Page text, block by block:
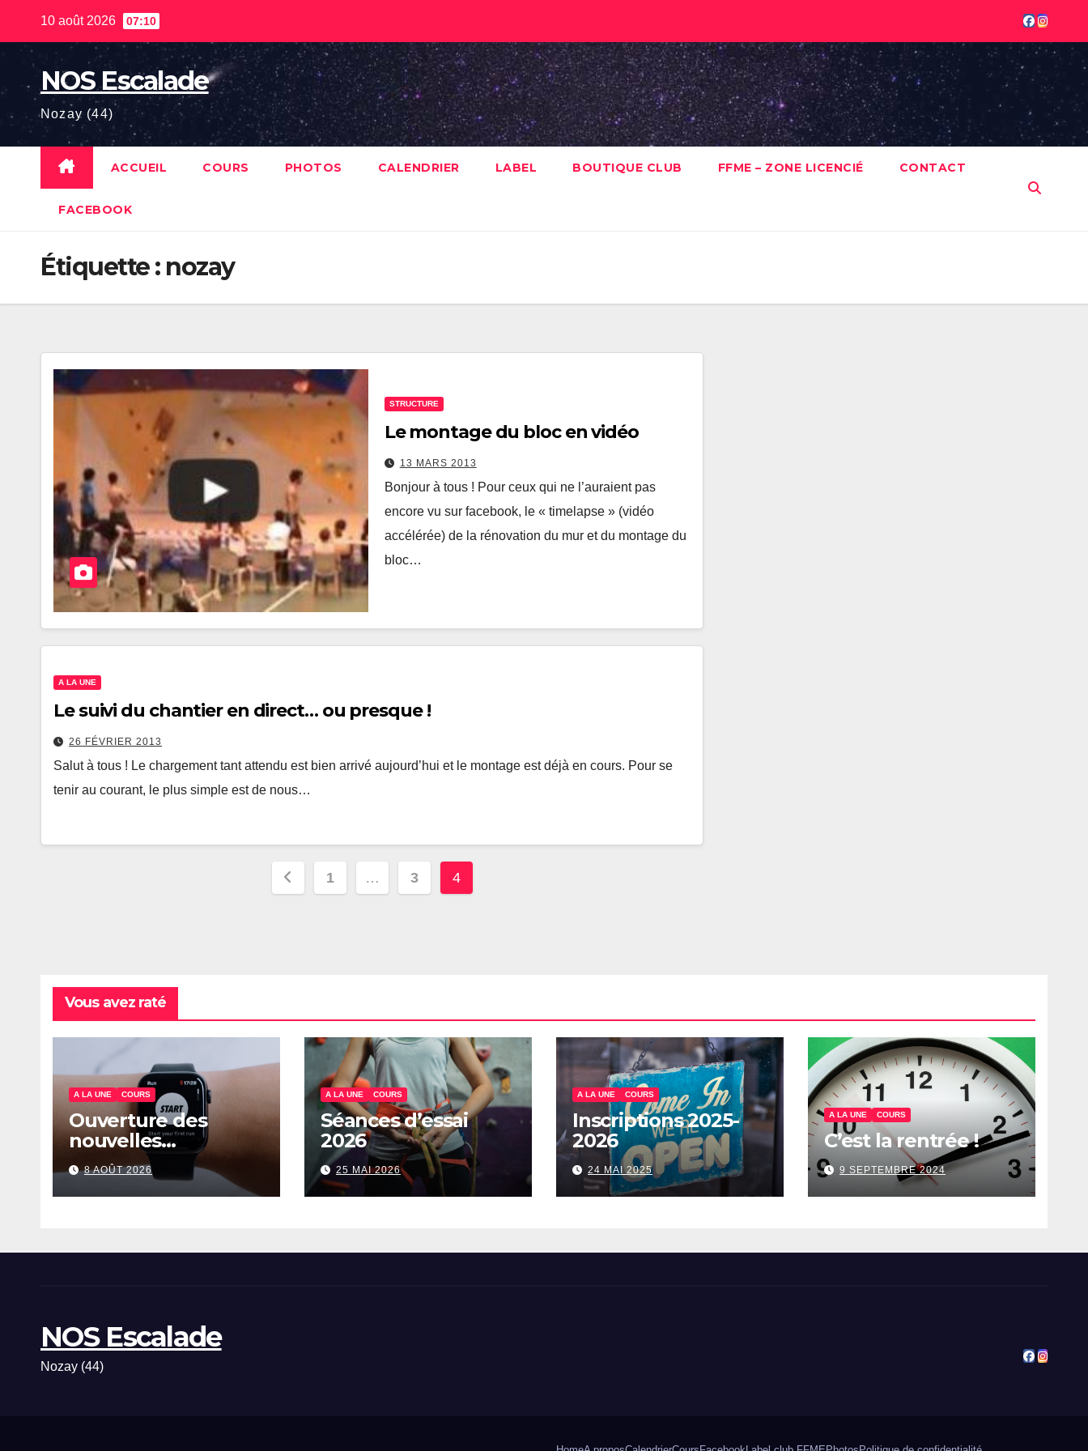
10 août 2026 07:10
NOS Escalade
Nozay (44)
ACCUEIL COURS PHOTOS CALENDRIER LABEL BOUTIQUE CLUB FFME – ZONE LICENCIÉ CONTACT
FACEBOOK
Étiquette : nozay
STRUCTURE
Le montage du bloc en vidéo
13 MARS 2013
Bonjour à tous ! Pour ceux qui ne l’auraient pas
encore vu sur facebook, le « timelapse » (vidéo
accélérée) de la rénovation du mur et du montage du
bloc…
A LA UNE
Le suivi du chantier en direct… ou presque !
26 FÉVRIER 2013
Salut à tous ! Le chargement tant attendu est bien arrivé aujourd’hui et le montage est déjà en cours. Pour se
tenir au courant, le plus simple est de nous…
Pagination
1 … 3 4
Vous avez raté
A LA UNE COURS
Ouverture des
nouvelles
inscriptions –
2026/2027
8 AOÛT 2026
A LA UNE COURS
Séances d’essai
2026
25 MAI 2026
A LA UNE COURS
Inscriptions 2025-
2026
24 MAI 2025
A LA UNE COURS
C’est la rentrée !
9 SEPTEMBRE 2024
NOS Escalade
Nozay (44)